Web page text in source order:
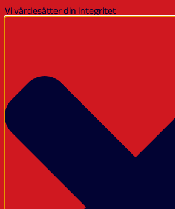
Vi värdesätter din integritet